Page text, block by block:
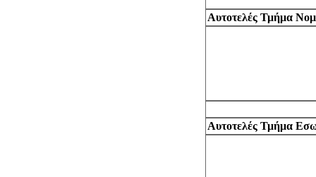
Αυτοτελές Τμήμα
Αυτοτελές Τμήμα